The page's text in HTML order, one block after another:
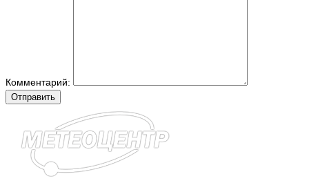
Комментарий:
Отправить